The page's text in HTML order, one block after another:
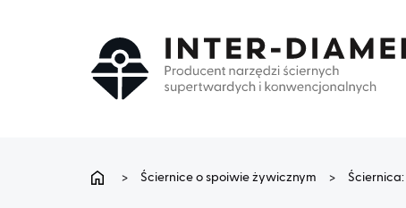
> Ściernice o spoiwie żywicznym > Ściernica: